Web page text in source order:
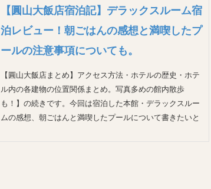
【圓山大飯店宿泊記】デラックスルーム宿
泊レビュー！朝ごはんの感想と満喫したプ
ールの注意事項についても。
【圓山大飯店まとめ】アクセス方法・ホテルの歴史・ホテ
ル内の各建物の位置関係まとめ。写真多めの館内散歩
も！】の続きです。今回は宿泊した本館・デラックスルー
ムの感想、朝ごはんと満喫したプールについて書きたいと